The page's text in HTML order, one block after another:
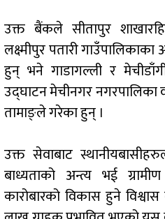
उक्त बैंकले सीतापुर
लक्ष्मीपुर पतारी
हुन् भने गाडागल्ली र
उद्घाटन मेचीनगर नगरपालिका
तामाङ्ले गरेका हुन् ।
उक्त सेवाबाट
बाध्यताको अन्त्य भई
कारोबारको विकास हुने